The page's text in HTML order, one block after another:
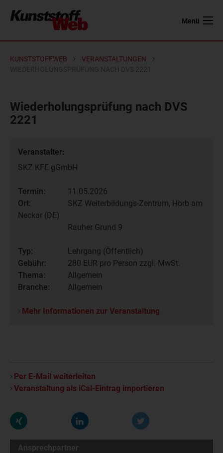
Menü
KUNSTSTOFFWEB
VERANSTALTUNGEN
Wiederholungsprüfung nach DVS
2221
Veranstalter:
SKZ KFE gGmbH
Termin:
11.05.2026
Ort:
SKZ Weiterbildungs-Zentrum, Horb am
Neckar (DE)
Rauher Grund 9
Typ:
Lehrgang (Öffentlich)
Gebühr:
280 EUR pro Person zzgl. MwSt.
Thema:
Allgemein
Branche:
Allgemein
Mehr Informationen zur Veranstaltung
Per E-Mail weiterleiten
Veranstaltung als iCal-Eintrag importieren
Ansprechpartner